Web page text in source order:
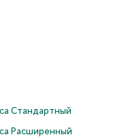
Cтандартный
Расширенный